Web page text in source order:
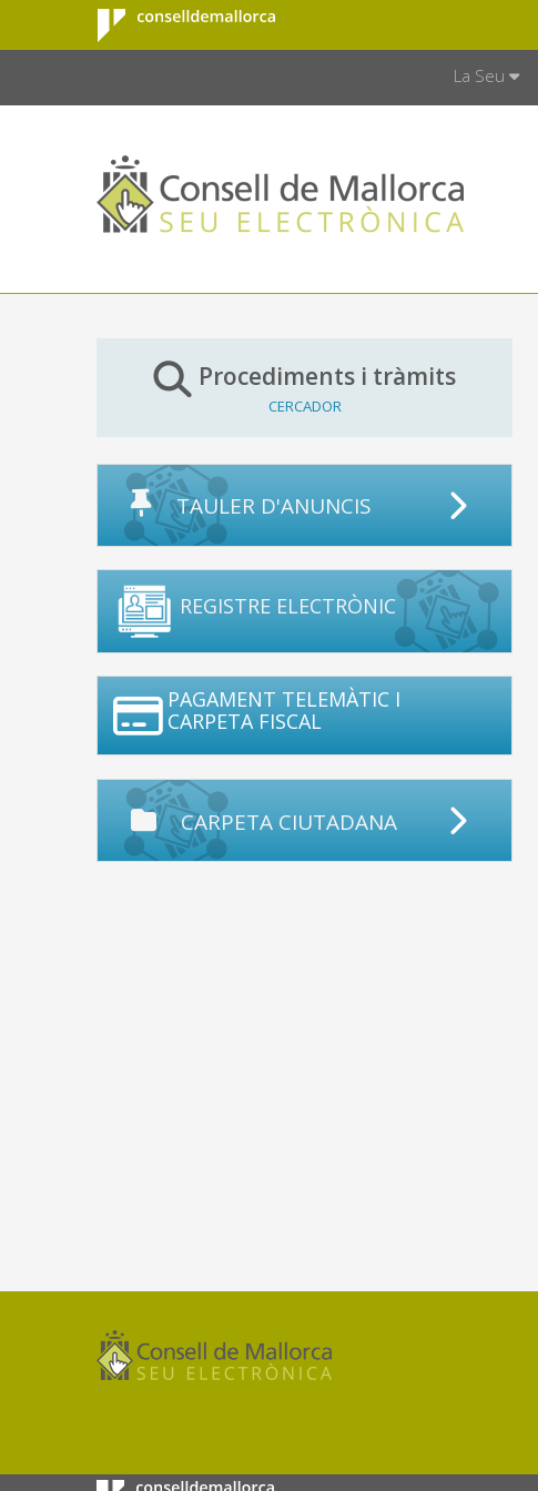
Salta al contingut principal
Consell de
Mallorca
La Seu
Procediments i tràmits
CERCADOR
TAULER D'ANUNCIS
REGISTRE ELECTRÒNIC
PAGAMENT TELEMÀTIC I
CARPETA FISCAL
CARPETA CIUTADANA